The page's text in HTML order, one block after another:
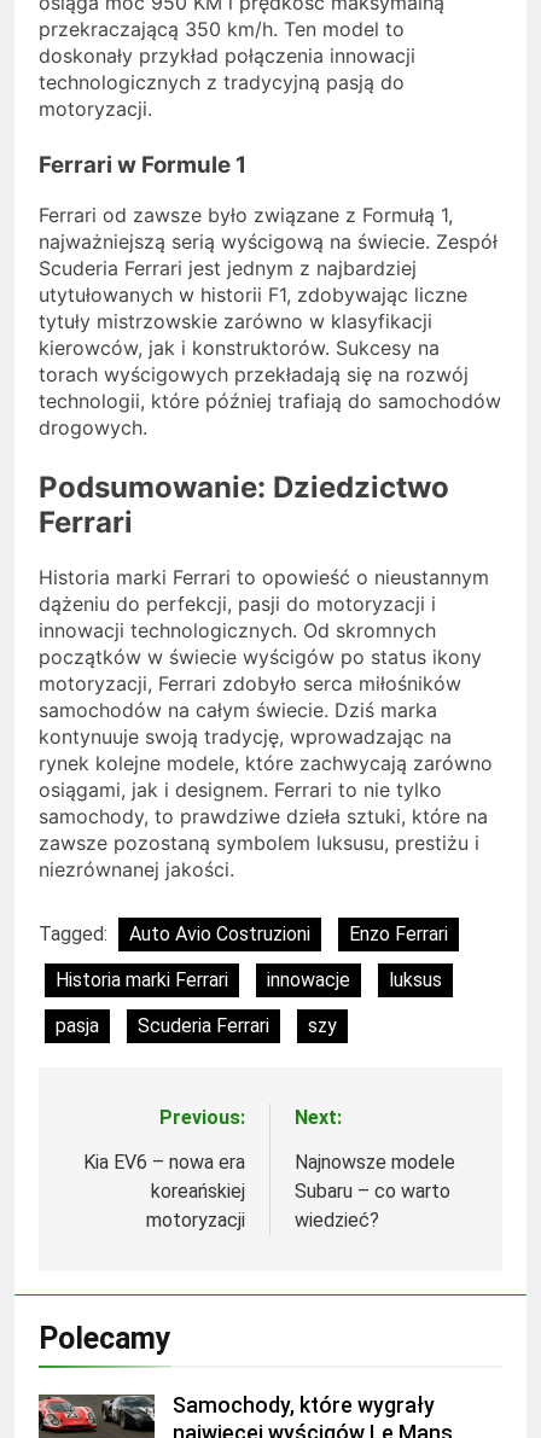
przekraczającą 350 km/h. Ten model to
doskonały przykład połączenia innowacji
technologicznych z tradycyjną pasją do
motoryzacji.
Ferrari w Formule 1
Ferrari od zawsze było związane z Formułą 1,
najważniejszą serią wyścigową na świecie. Zespół
Scuderia Ferrari jest jednym z najbardziej
utytułowanych w historii F1, zdobywając liczne
tytuły mistrzowskie zarówno w klasyfikacji
kierowców, jak i konstruktorów. Sukcesy na
torach wyścigowych przekładają się na rozwój
technologii, które później trafiają do samochodów
drogowych.
Podsumowanie: Dziedzictwo
Ferrari
Historia marki Ferrari to opowieść o nieustannym
dążeniu do perfekcji, pasji do motoryzacji i
innowacji technologicznych. Od skromnych
początków w świecie wyścigów po status ikony
motoryzacji, Ferrari zdobyło serca miłośników
samochodów na całym świecie. Dziś marka
kontynuuje swoją tradycję, wprowadzając na
rynek kolejne modele, które zachwycają zarówno
osiągami, jak i designem. Ferrari to nie tylko
samochody, to prawdziwe dzieła sztuki, które na
zawsze pozostaną symbolem luksusu, prestiżu i
niezrównanej jakości.
Tagged: Auto Avio Costruzioni
Enzo Ferrari
Historia marki Ferrari
innowacje
luksus
pasja
Scuderia Ferrari szy
Nawigacja
wpisu
Previous:
Kia EV6 – nowa era
koreańskiej
motoryzacji
Next:
Najnowsze modele
Subaru – co warto
wiedzieć?
Polecamy
Samochody, które wygrały